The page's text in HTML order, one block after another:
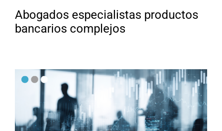
Abogados especialistas productos
bancarios complejos